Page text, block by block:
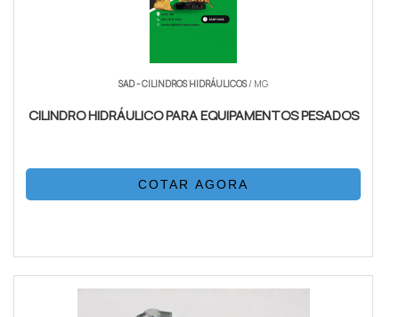
SAD - CILINDROS HIDRÁULICOS/ MG
CILINDRO HIDRÁULICO PARA EQUIPAMENTOS PESADOS
COTAR AGORA